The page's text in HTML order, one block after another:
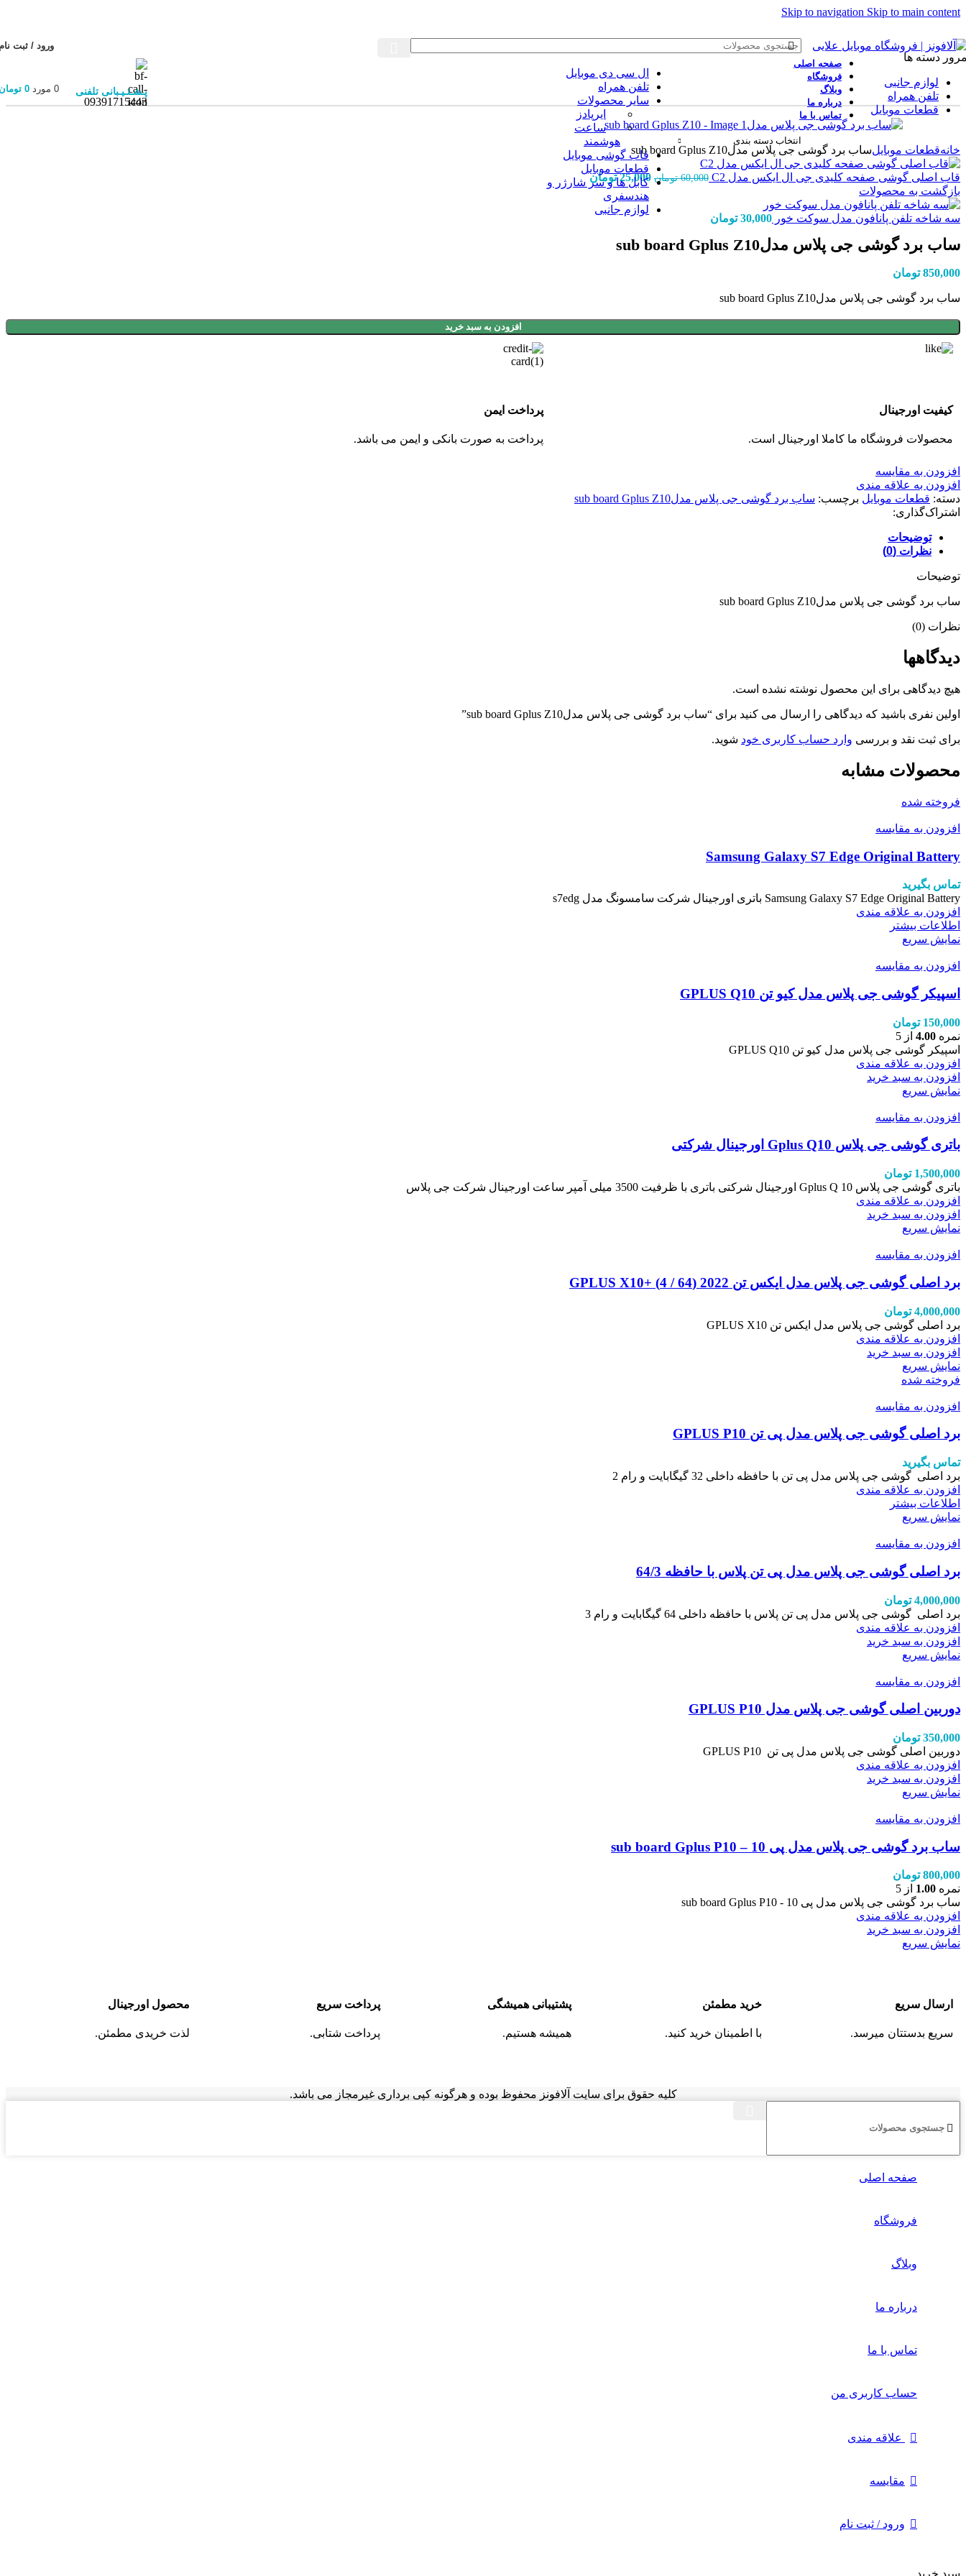
Skip to navigation Skip to main content
انتخاب دسته بندی
ال سی دی موبایل
تلفن همراه
سایر محصولات
ایرپادز
ساعت
هوشمند
قاب گوشی موبایل
قطعات موبایل
کابل ها و سر شارژر و
هندسفری
لوازم جانبی
ورود / ثبت
دسته ها
لوازم جانبی
تلفن همراه
قطعات موبایل
صفحه اصلی
فروشگاه
وبلاگ
درباره ما
تماس با ما
پـشـتـیـبانی تلفنی
09391715443
0 مورد 0
خانهقطعات موبایلساب برد گوشی جی پلاس مدلsub board Gplus Z10
قاب اصلی گوشی صفحه کلیدی جی ال ایکس مدل C2 60,000 تومان 25,000 تومان
بازگشت به محصولات
سه شاخه تلفن پانافون مدل سوکت خور 30,000 تومان
ساب برد گوشی جی پلاس مدلsub board Gplus Z10
850,000 تومان
ساب برد گوشی جی پلاس مدلsub board Gplus Z10
افزودن به سبد خرید
کیفیت اورجینال
محصولات فروشگاه ما کاملا اورجینال است.
پرداخت ایمن
پرداخت به صورت بانکی و ایمن می باشد.
افزودن به مقایسه
افزودن به علاقه مندی
دسته: قطعات موبایل برچسب: ساب برد گوشی جی پلاس مدلsub board Gplus Z10
اشتراک‌گذاری:
توضیحات
نظرات (0)
توضیحات
ساب برد گوشی جی پلاس مدلsub board Gplus Z10
نظرات (0)
دیدگاهها
هیچ دیدگاهی برای این محصول نوشته نشده است.
اولین نفری باشید که دیدگاهی را ارسال می کنید برای “ساب برد گوشی جی پلاس مدلsub board Gplus Z10”
برای ثبت نقد و بررسی وارد حساب کاربری خود شوید.
محصولات مشابه
فروخته شده
افزودن به مقایسه
Samsung Galaxy S7 Edge Original Battery
تماس بگیرید
Samsung Galaxy S7 Edge Original Battery باتری اورجینال شرکت سامسونگ مدل s7edg
افزودن به علاقه مندی
اطلاعات بیشتر
نمایش سریع
افزودن به مقایسه
اسپیکر گوشی جی پلاس مدل کیو تن GPLUS Q10
150,000 تومان
نمره 4.00 از 5
اسپیکر گوشی جی پلاس مدل کیو تن GPLUS Q10
افزودن به علاقه مندی
افزودن به سبد خرید
نمایش سریع
افزودن به مقایسه
باتری گوشی جی پلاس Gplus Q10 اورجینال شرکتی
1,500,000 تومان
باتری گوشی جی پلاس Gplus Q 10 اورجینال شرکتی باتری با ظرفیت 3500 میلی آمپر ساعت اورجینال شرکت جی پلاس
افزودن به علاقه مندی
افزودن به سبد خرید
نمایش سریع
افزودن به مقایسه
برد اصلی گوشی جی پلاس مدل ایکس تن 2022 (64 / 4) +GPLUS X10
4,000,000 تومان
برد اصلی گوشی جی پلاس مدل ایکس تن GPLUS X10
افزودن به علاقه مندی
افزودن به سبد خرید
نمایش سریع
فروخته شده
افزودن به مقایسه
برد اصلی گوشی جی پلاس مدل پی تن GPLUS P10
تماس بگیرید
برد اصلی گوشی جی پلاس مدل پی تن با حافظه داخلی 32 گیگابایت و رام 2
افزودن به علاقه مندی
اطلاعات بیشتر
نمایش سریع
افزودن به مقایسه
برد اصلی گوشی جی پلاس مدل پی تن پلاس با حافظه 64/3
4,000,000 تومان
برد اصلی گوشی جی پلاس مدل پی تن پلاس با حافظه داخلی 64 گیگابایت و رام 3
افزودن به علاقه مندی
افزودن به سبد خرید
نمایش سریع
افزودن به مقایسه
دوربین اصلی گوشی جی پلاس مدل GPLUS P10
350,000 تومان
دوربین اصلی گوشی جی پلاس مدل پی تن GPLUS P10
افزودن به علاقه مندی
افزودن به سبد خرید
نمایش سریع
افزودن به مقایسه
ساب برد گوشی جی پلاس مدل پی 10 – sub board Gplus P10
800,000 تومان
نمره 1.00 از 5
ساب برد گوشی جی پلاس مدل پی 10 - sub board Gplus P10
افزودن به علاقه مندی
افزودن به سبد خرید
نمایش سریع
ارسال سریع
سریع بدستتان میرسد.
خرید مطمئن
با اطمینان خرید کنید.
پشتیبانی همیشگی
همیشه هستیم.
پرداخت سریع
پرداخت شتابی.
محصول اورجینال
لذت خریدی مطمئن.
کلیه حقوق برای سایت آلافونز محفوظ بوده و هرگونه کپی برداری غیرمجاز می باشد.
صفحه اصلی
فروشگاه
وبلاگ
درباره ما
تماس با ما
حساب کاربری من
علاقه مندی
مقايسه
ورود / ثبت نام
سبد خرید